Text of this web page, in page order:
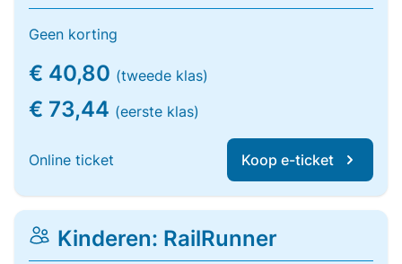
Geen korting
€ 40,80 (tweede klas)
€ 73,44 (eerste klas)
Online ticket Koop e-ticket
Kinderen: RailRunner